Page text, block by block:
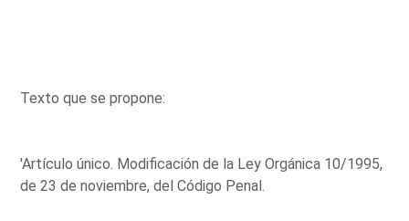
Texto que se propone:
'Artículo único. Modificación de la Ley Orgánica 10/1995,
de 23 de noviembre, del Código Penal.